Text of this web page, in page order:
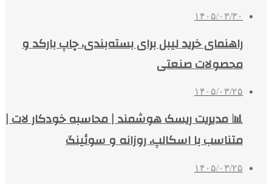
۱۴۰۵/۰۳/۳۰
راهنمای خرید لیبل برای بسته‌بندی، چاپ بارکد و
محصولات صنعتی
۱۴۰۵/۰۳/۲۵
📊 مدیریت ریسک هوشمند | محاسبه خودکار لات |
متناسب با اسکالپ، روزانه و سوئینگ
۱۴۰۵/۰۳/۲۵